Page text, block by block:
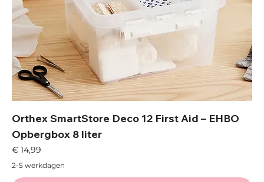
Orthex SmartStore Deco 12 First Aid – EHBO
Opbergbox 8 liter
Prijs
€ 14,99
2-5 werkdagen